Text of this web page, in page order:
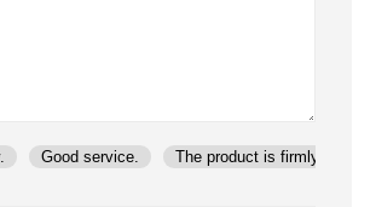
Good service.
The product is firmly